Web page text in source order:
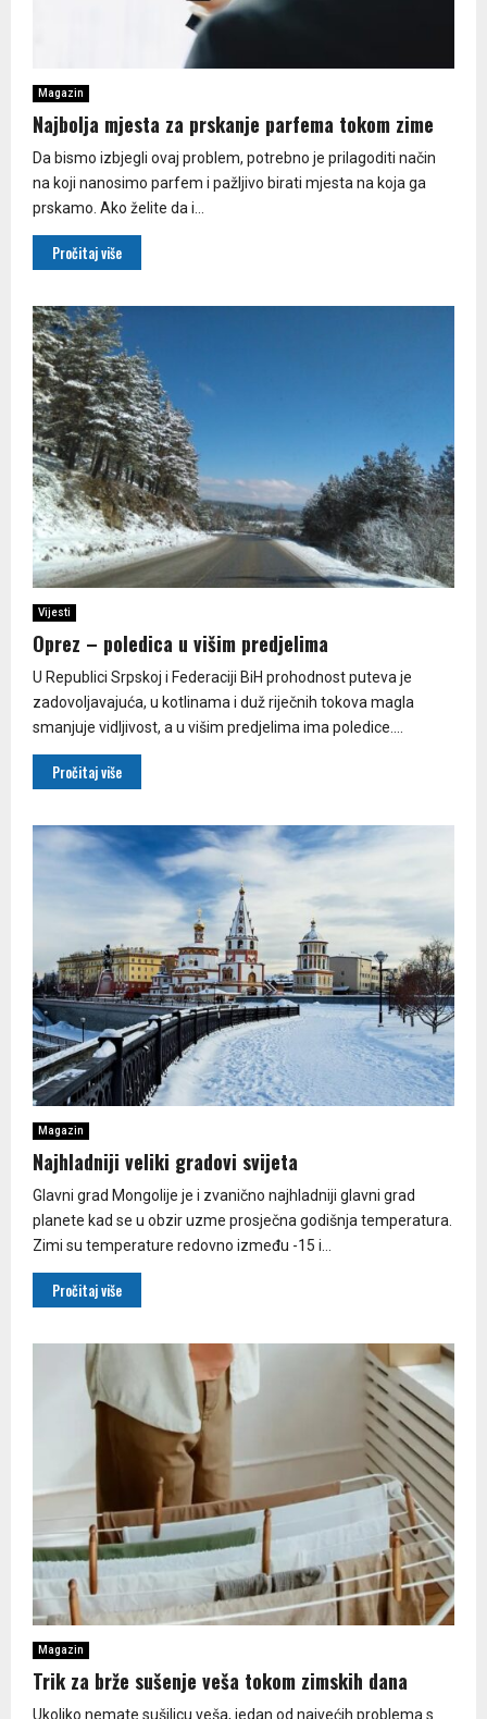
Magazin
Najbolja mjesta za prskanje parfema tokom zime
Da bismo izbjegli ovaj problem, potrebno je prilagoditi način
na koji nanosimo parfem i pažljivo birati mjesta na koja ga
prskamo. Ako želite da i...
Pročitaj više
Vijesti
Oprez – poledica u višim predjelima
U Republici Srpskoj i Federaciji BiH prohodnost puteva je
zadovoljavajuća, u kotlinama i duž riječnih tokova magla
smanjuje vidljivost, a u višim predjelima ima poledice....
Pročitaj više
Magazin
Najhladniji veliki gradovi svijeta
Glavni grad Mongolije je i zvanično najhladniji glavni grad
planete kad se u obzir uzme prosječna godišnja temperatura.
Zimi su temperature redovno između -15 i...
Pročitaj više
Magazin
Trik za brže sušenje veša tokom zimskih dana
Ukoliko nemate sušilicu veša, jedan od najvećih problema s